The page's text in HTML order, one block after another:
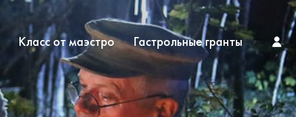
Класс от маэстро Гастрольные гранты